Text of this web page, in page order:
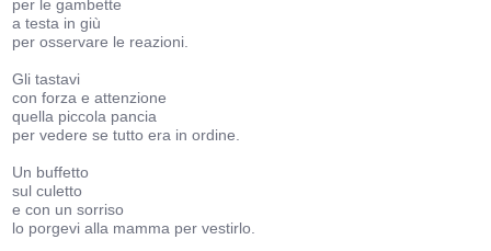
per le gambette
a testa in giù
per osservare le reazioni.
Gli tastavi
con forza e attenzione
quella piccola pancia
per vedere se tutto era in ordine.
Un buffetto
sul culetto
e con un sorriso
lo porgevi alla mamma per vestirlo.